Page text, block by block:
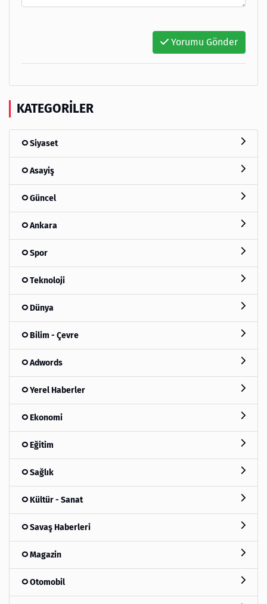
Yorumu Gönder
KATEGORILER
Siyaset
Asayiş
Güncel
Ankara
Spor
Teknoloji
Dünya
Bilim - Çevre
Adwords
Yerel Haberler
Ekonomi
Eğitim
Sağlık
Kültür - Sanat
Savaş Haberleri
Magazin
Otomobil